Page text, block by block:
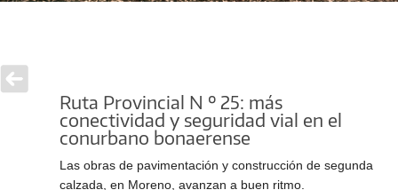
Ruta Provincial N º 25: más
conectividad y seguridad vial en el
conurbano bonaerense
Las obras de pavimentación y construcción de segunda
calzada, en Moreno, avanzan a buen ritmo.